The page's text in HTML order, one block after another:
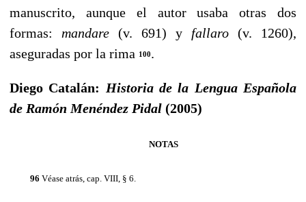
manuscrito, aun­que el autor usaba otras dos
formas: mandare (v. 691) y fa­llaro (v. 1260),
aseguradas por la rima 100.
Diego Catalán: Historia de la Lengua Española
de Ramón Menéndez Pidal (2005)
NOTAS
96 Véase atrás, cap. VIII, § 6.